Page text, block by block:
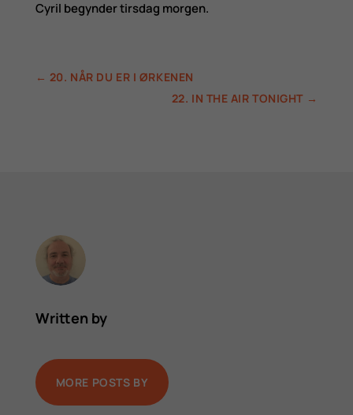
Cyril begynder tirsdag morgen.
← 20. NÅR DU ER I ØRKENEN
22. IN THE AIR TONIGHT →
Written by
MORE POSTS BY